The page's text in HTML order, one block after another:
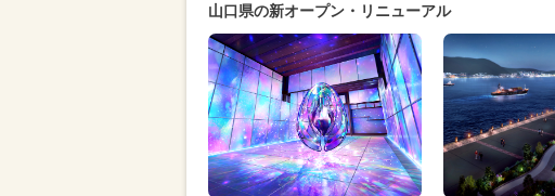
2025年1月のイベント 2024年3月のイベント
2024年4月のイベント ワークショップ
2024年6月のイベント 2024年8月のイベント
2023年のイベント 2022年のイベント
山口県の新オープン・リニューアル